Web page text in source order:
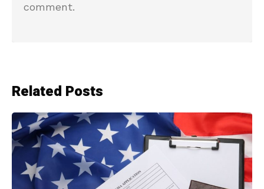
comment.
Related Posts